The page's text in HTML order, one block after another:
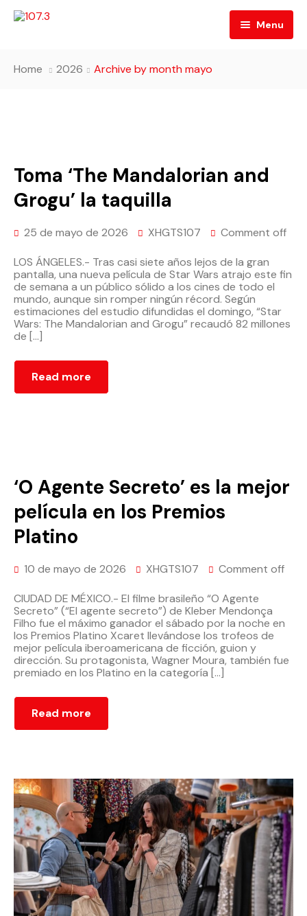
Menu
Código de Ética
Home 2026 Archive by month mayo
Toma ‘The Mandalorian and
Grogu’ la taquilla
25 de mayo de 2026 XHGTS107 Comment off
LOS ÁNGELES.- Tras casi siete años lejos de la gran
pantalla, una nueva película de Star Wars atrajo este fin
de semana a un público sólido a los cines de todo el
mundo, aunque sin romper ningún récord. Según
estimaciones del estudio difundidas el domingo, “Star
Wars: The Mandalorian and Grogu” recaudó 82 millones
de […]
Read more
‘O Agente Secreto’ es la mejor
película en los Premios
Platino
10 de mayo de 2026 XHGTS107 Comment off
CIUDAD DE MÉXICO.- El filme brasileño “O Agente
Secreto” (“El agente secreto”) de Kleber Mendonça
Filho fue el máximo ganador el sábado por la noche en
los Premios Platino Xcaret llevándose los trofeos de
mejor película iberoamericana de ficción, guion y
dirección. Su protagonista, Wagner Moura, también fue
premiado en los Platino en la categoría […]
Read more